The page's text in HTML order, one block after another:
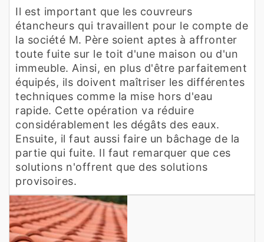
Il est important que les couvreurs
étancheurs qui travaillent pour le compte de
la société M. Père soient aptes à affronter
toute fuite sur le toit d'une maison ou d'un
immeuble. Ainsi, en plus d'être parfaitement
équipés, ils doivent maîtriser les différentes
techniques comme la mise hors d'eau
rapide. Cette opération va réduire
considérablement les dégâts des eaux.
Ensuite, il faut aussi faire un bâchage de la
partie qui fuite. Il faut remarquer que ces
solutions n'offrent que des solutions
provisoires.